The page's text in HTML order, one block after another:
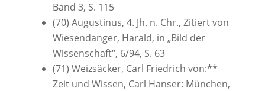
Band 3, S. 115
(70) Augustinus, 4. Jh. n. Chr., Zitiert von
Wiesendanger, Harald, in „Bild der
Wissenschaft“, 6/94, S. 63
(71) Weizsäcker, Carl Friedrich von:**
Zeit und Wissen, Carl Hanser: München,